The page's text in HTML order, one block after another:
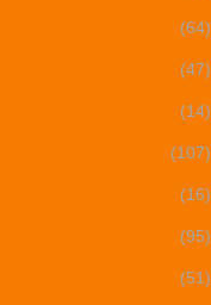
(64)
(47)
(14)
(107)
(16)
(95)
(51)